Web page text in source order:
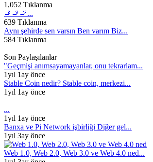
1,052 Tıklanma
🚬🚬🚬...
639 Tıklanma
Aynı şehirde sen varsın Ben varım Biz...
584 Tıklanma
Son Paylaşılanlar
"Geçmişi anımsayamayanlar, onu tekrarlam...
1yıl 1ay önce
Stable Coin nedir? Stable coin, merkezi...
1yıl 1ay önce
...
1yıl 1ay önce
Banxa ve Pi Network işbirliği Diğer gel...
1yıl 3ay önce
Web 1.0, Web 2.0, Web 3.0 ve Web 4.0 ned...